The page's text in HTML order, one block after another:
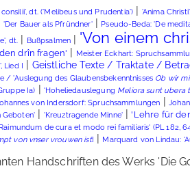
dt. ('Melibeus und Prudentia') | 'Anima
'Der Bauer als Pfründner'| Pseudo-Beda: 'De
dt. | Bußpsalmen | 'Von einem
drîn fragen' | Meister Eckhart:
Lied I | Geistliche Texte / Traktate /
/ 'Auslegung des Glaubensbekenntnisses Ob wir
Ia) | 'Hoheliedauslegung Meliora sunt ubera
von Indersdorf: Spruchsammlungen |
Geboten' | 'Kreuztragende Minne' |'Lehre für
de cura et modo rei familiaris' (PL 182,
von vnser vrouwen ist] | Marquard von Lindau:
Handschriften des Werks 'Die